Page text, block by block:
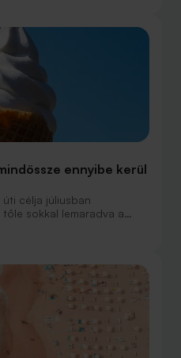
találkozol.
ennyibe kerül
célja júliusban
sokkal lemaradva a
sem. A tengerparti